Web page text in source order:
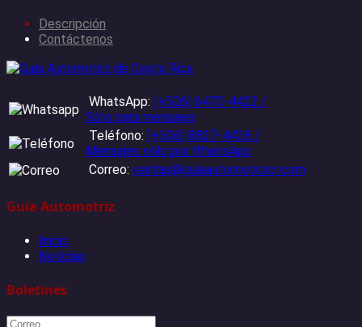
Descripción
Contáctenos
WhatsApp: (+506) 6470-4422 /
Sólo para mensajes
Teléfono: (+506) 8827-4428 /
Mensajes sólo por WhatsApp
Correo: ventas@guiaautomotrizcr.com
Guía Automotriz
Inicio
Noticias
Boletines